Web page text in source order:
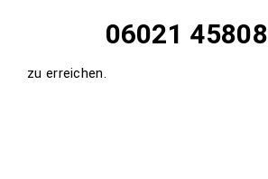
06021
zu erreichen.